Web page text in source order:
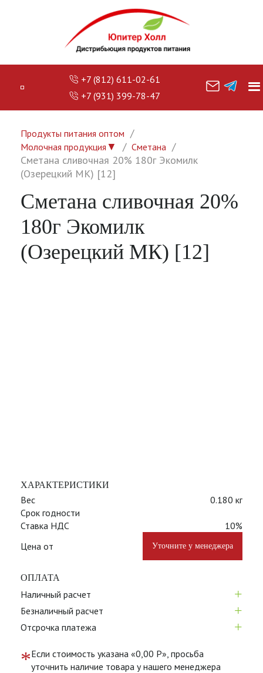
+7 (812) 611-02-61
+7 (931) 399-78-47
Продукты питания оптом
Молочная продукция ▼ Сметана
Сметана сливочная 20% 180г Экомилк
(Озерецкий МК) [12]
Сметана сливочная 20%
180г Экомилк
(Озерецкий МК) [12]
ХАРАКТЕРИСТИКИ
Вес
0.180 кг
Срок годности
Ставка НДС
10%
Цена от
Уточните у менеджера
ОПЛАТА
Наличный расчет +
Безналичный расчет +
Отсрочка платежа +
*Если стоимость указана «0,00 Р», просьба
уточнить наличие товара у нашего менеджера